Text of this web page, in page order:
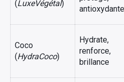
(LuxeVégétal)
antioxydante
Coco
(HydraCoco)
Hydrate,
renforce,
brillance